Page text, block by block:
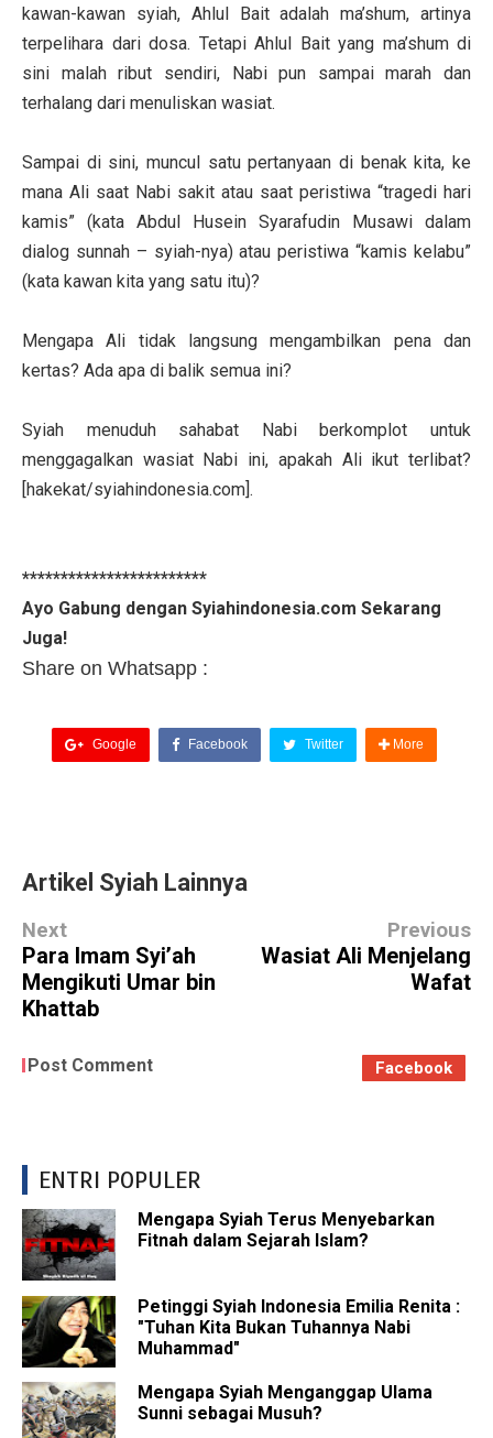
kawan-kawan syiah, Ahlul Bait adalah ma’shum, artinya
terpelihara dari dosa. Tetapi Ahlul Bait yang ma’shum di
sini malah ribut sendiri, Nabi pun sampai marah dan
terhalang dari menuliskan wasiat.
Sampai di sini, muncul satu pertanyaan di benak kita, ke
mana Ali saat Nabi sakit atau saat peristiwa “tragedi hari
kamis” (kata Abdul Husein Syarafudin Musawi dalam
dialog sunnah – syiah-nya) atau peristiwa “kamis kelabu”
(kata kawan kita yang satu itu)?
Mengapa Ali tidak langsung mengambilkan pena dan
kertas? Ada apa di balik semua ini?
Syiah menuduh sahabat Nabi berkomplot untuk
menggagalkan wasiat Nabi ini, apakah Ali ikut terlibat?
[hakekat/syiahindonesia.com].
************************
Ayo Gabung dengan Syiahindonesia.com Sekarang
Juga!
Share on Whatsapp :
Google Facebook Twitter More
Artikel Syiah Lainnya
Next
Para Imam Syi’ah
Mengikuti Umar bin
Khattab
Previous
Wasiat Ali Menjelang
Wafat
Post Comment Facebook
ENTRI POPULER
Mengapa Syiah Terus Menyebarkan
Fitnah dalam Sejarah Islam?
Petinggi Syiah Indonesia Emilia Renita :
"Tuhan Kita Bukan Tuhannya Nabi
Muhammad"
Mengapa Syiah Menganggap Ulama
Sunni sebagai Musuh?